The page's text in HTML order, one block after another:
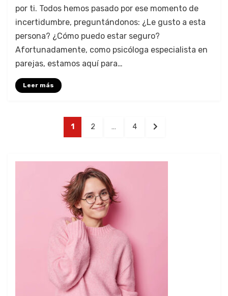
por ti. Todos hemos pasado por ese momento de
incertidumbre, preguntándonos: ¿Le gusto a esta
persona? ¿Cómo puedo estar seguro?
Afortunadamente, como psicóloga especialista en
parejas, estamos aquí para…
Leer más
1 2 … 4